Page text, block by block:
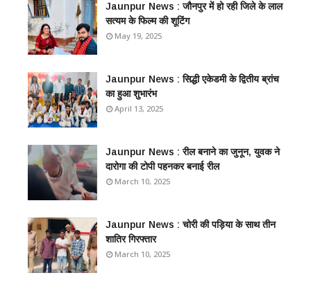
Jaunpur News : जौनपुर में हो रही जिले के लाल
सत्यम के फिल्म की शूटिंग
May 19, 2025
Jaunpur News : सिद्धी एकेडमी के द्वितीय ब्रांच
का हुआ शुभारंभ
April 13, 2025
Jaunpur News : ​रील बनाने का जुनून, युवक ने
दारोगा की टोपी पहनकर बनाई रील
March 10, 2025
Jaunpur News : ​चोरी की पड़िया के साथ तीन
शातिर गिरफ्तार
March 10, 2025